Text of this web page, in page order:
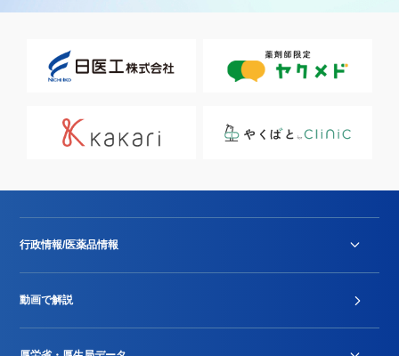
行政情報/医薬品情報
動画で解説